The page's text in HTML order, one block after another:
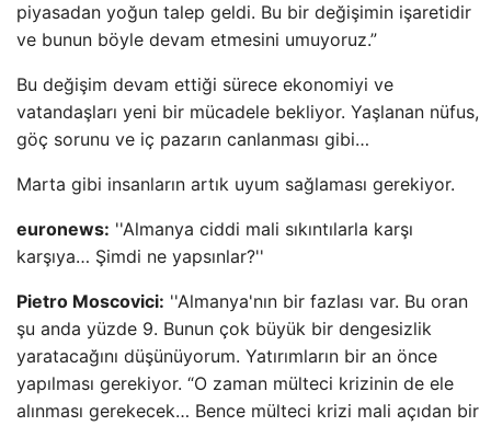
piyasadan yoğun talep geldi. Bu bir değişimin işaretidir
ve bunun böyle devam etmesini umuyoruz.”
Bu değişim devam ettiği sürece ekonomiyi ve
vatandaşları yeni bir mücadele bekliyor. Yaşlanan nüfus,
göç sorunu ve iç pazarın canlanması gibi…
Marta gibi insanların artık uyum sağlaması gerekiyor.
euronews: ''Almanya ciddi mali sıkıntılarla karşı
karşıya… Şimdi ne yapsınlar?''
Pietro Moscovici: ''Almanya'nın bir fazlası var. Bu oran
şu anda yüzde 9. Bunun çok büyük bir dengesizlik
yaratacağını düşünüyorum. Yatırımların bir an önce
yapılması gerekiyor. “O zaman mülteci krizinin de ele
alınması gerekecek… Bence mülteci krizi mali açıdan bir